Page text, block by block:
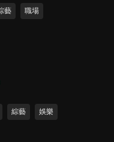
藝 職場
綜藝 娛樂